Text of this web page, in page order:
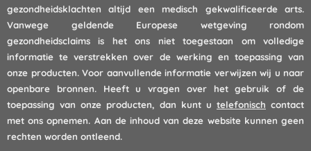
gezondheidsklachten altijd een medisch gekwalificeerde arts.
Vanwege geldende Europese wetgeving rondom
gezondheidsclaims is het ons niet toegestaan om volledige
informatie te verstrekken over de werking en toepassing van
onze producten. Voor aanvullende informatie verwijzen wij u naar
openbare bronnen. Heeft u vragen over het gebruik of de
toepassing van onze producten, dan kunt u telefonisch contact
met ons opnemen. Aan de inhoud van deze website kunnen geen
rechten worden ontleend.